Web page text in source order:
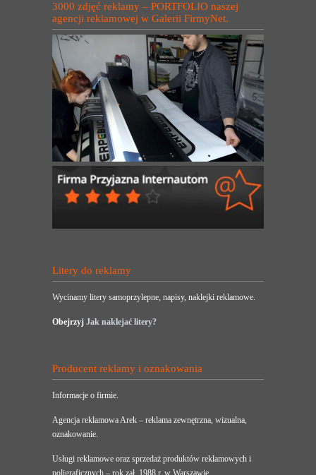
3000 zdjęć reklamy – PORTFOLIO naszej
agencji reklamowej w Galerii FirmyNet.
Litery do reklamy
Wycinamy litery samoprzylepne, napisy, naklejki reklamowe.
Obejrzyj Jak naklejać litery?
Producent reklamy i oznakowania
Informacje o firmie.
Agencja reklamowa Arek – reklama zewnętrzna, wizualna,
oznakowanie.
Usługi reklamowe oraz sprzedaż produktów reklamowych i
poligraficznych – rok zał. 1988 r. w Warszawie.